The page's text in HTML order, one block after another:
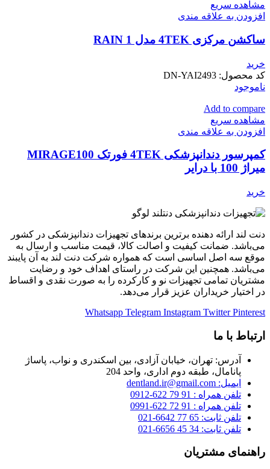
مشاهده سریع
افزودن به علاقه مندی
ساکشن مرکزی 4TEK مدل RAIN 1
خرید
کد محصول: DN-YAI2493
ناموجود
Add to compare
مشاهده سریع
افزودن به علاقه مندی
کمپرسور دندانپزشکی 4TEK فورتک MIRAGE100
میراژ 100 با درایر
خرید
دنت لند ارائه دهنده برترین برندهای تجهیزات دندانپزشکی در کشور
می‌باشد. ضمانت کیفیت و اصالت کالا، قیمت مناسب و ارسال به
موقع سه اصل اساسی است که همواره شرکت دنت لند به آن پایبند
می‌باشد. همچنین این شرکت در راستای اهداف خود و رضایت
مشتریان تمامی تجهیزات نو و کارکرده را به صورت نقدی و اقساط
در اختیار خریداران عزیز قرار می‌دهد.
Whatsapp Telegram Instagram Twitter Pinterest
ارتباط با ما
آدرس: تهران، خیابان آزادی، بین اسکندری و نواب، پاساژ
پانامال، طبقه دوم اداری، واحد 204
ایمیل: dentland.ir@gmail.com
تلفن همراه : 91 79 622-0912
تلفن همراه : 91 72 622-0991
تلفن ثابت: 65 77 6642-021
تلفن ثابت: 34 45 6656-021
راهنمای مشتریان